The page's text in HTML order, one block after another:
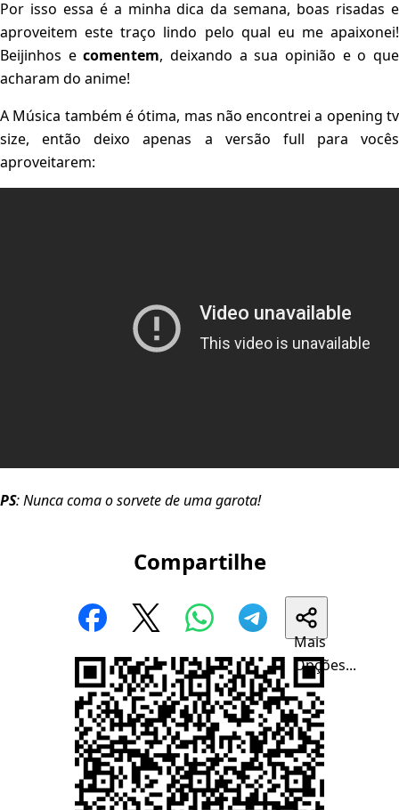
Por isso essa é a minha dica da semana, boas risadas e
aproveitem este traço lindo pelo qual eu me apaixonei!
Beijinhos ecomentem, deixando a sua opinião e o que
acharam do anime!
A Música também é ótima, mas não encontrei a opening tv
size, então deixo apenas a versão full para vocês
aproveitarem:
PS: Nunca coma o sorvete de uma garota!
Compartilhe
Mais
Opções...